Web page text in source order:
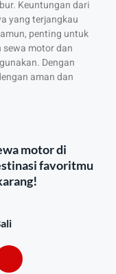
Keuntungan dari
yang terjangkau
penting untuk
motor dan
Dengan
aman dan
motor di
favoritmu